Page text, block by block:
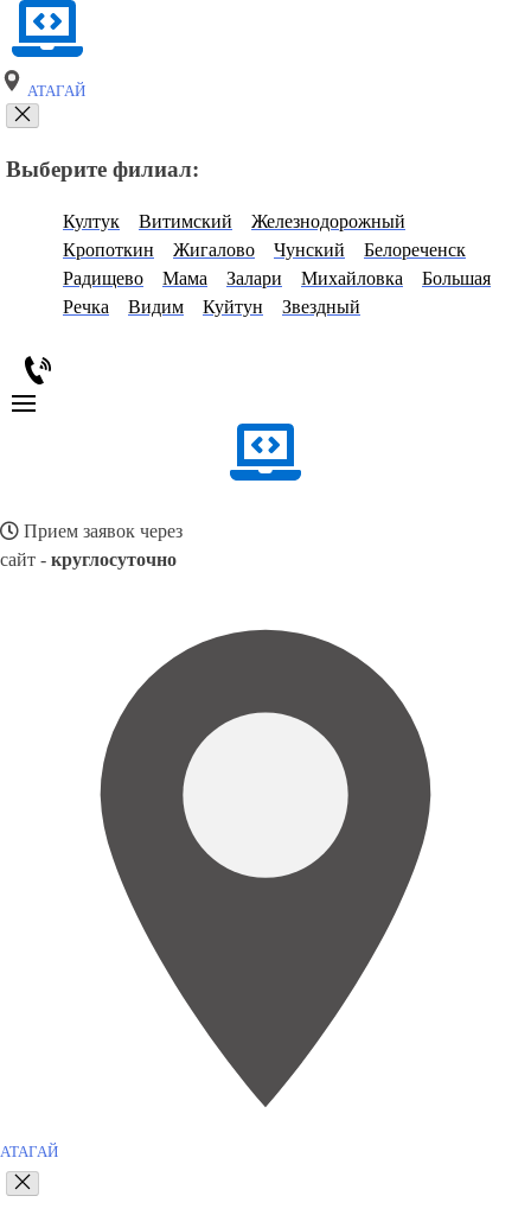
АТАГАЙ
Выберите филиал:
Култук Витимский
Железнодорожный
Кропоткин
Жигалово Чунский
Белореченск
Радищево
Мама Залари Михайловка
Большая
Речка
Видим Куйтун Звездный
Прием заявок через
сайт - круглосуточно
АТАГАЙ